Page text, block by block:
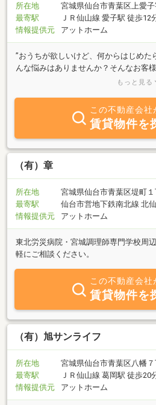
所在地
宮城県仙台市青葉区上愛子
最寄駅
ＪＲ仙山線 愛子駅 徒歩12
情報提供元
アットホーム
”おうちが欲しいけど、何からはじめた
んな悩みはありませんか？そんなお客
から丁寧にサポート♪ＡからはじまりＺ
いになれるよう、末永くおつきあいし
ら青葉エステートへ！
もっと見る
この不動産会社
賃貸物件を
（有）章
所在地
宮城県仙台市青葉区堤町１
最寄駅
仙台市営地下鉄南北線 北
情報提供元
アットホーム
東北労災病院・宮城調理師専門学校周
軽にご相談ください。
この不動産会社
賃貸物件を
（有）旭サンライフ
所在地
宮城県仙台市青葉区八幡
最寄駅
ＪＲ仙山線 葛岡駅 徒歩20
情報提供元
アットホーム